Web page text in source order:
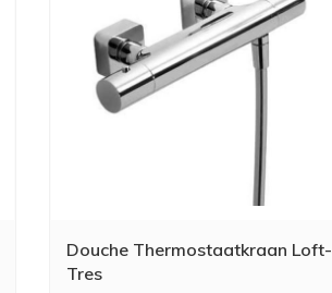
Douche Thermostaatkraan Loft-
Tres